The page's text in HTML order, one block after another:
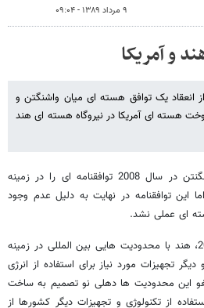
۹ مرداد ۱۳۸۹ - ۰۹:۰۴
و آمریکا
انعقاد یک توافق هسته ای میان واشنگتن و
هسته ای آمریکا در نیروگاه هسته ای هند
به گزارش مهر، دهلی نو و واشنگنتن در سال 2008 توافقنامه ای را در زمینه
این توافقنامه در نهایت به دلیل عدم وجود
ای عملی نشد.
بر اساس این گزارش تا سال 2008، هند با محدودیت هایی بین المللی در زمینه
تجهیزات مورد نیاز برای استفاده از انرژی
این محدودیت ها دهلی نو تصمیم به ساخت
از تکنولوژی و تجهیزات دیگر کشورها از